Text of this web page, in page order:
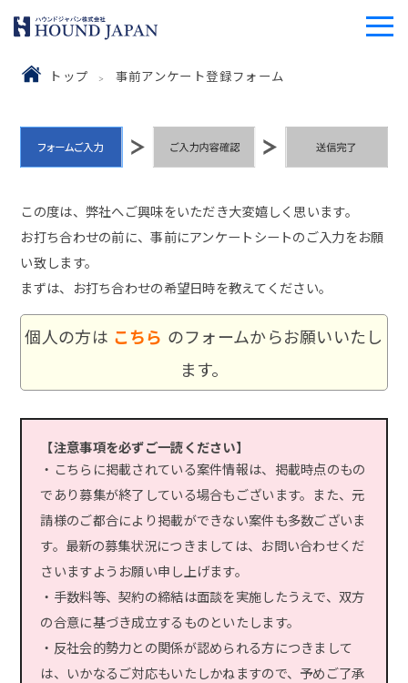
トップ 事前アンケート登録フォーム
この度は、弊社へご興味をいただき大変嬉しく思います。
お打ち合わせの前に、事前にアンケートシートのご入力をお願
い致します。
まずは、お打ち合わせの希望日時を教えてください。
個人の方は こちら のフォームからお願いいたし
ます。
【注意事項を必ずご一読ください】
・こちらに掲載されている案件情報は、掲載時点のもの
であり募集が終了している場合もございます。また、元
請様のご都合により掲載ができない案件も多数ございま
す。最新の募集状況につきましては、お問い合わせくだ
さいますようお願い申し上げます。
・手数料等、契約の締結は面談を実施したうえで、双方
の合意に基づき成立するものといたします。
・反社会的勢力との関係が認められる方につきまして
は、いかなるご対応もいたしかねますので、予めご了承